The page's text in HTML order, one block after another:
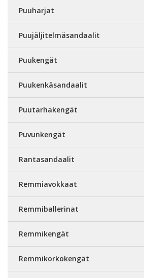
Puuharjat
Puujäljitelmäsandaalit
Puukengät
Puukenkäsandaalit
Puutarhakengät
Puvunkengät
Rantasandaalit
Remmiavokkaat
Remmiballerinat
Remmikengät
Remmikorkokengät